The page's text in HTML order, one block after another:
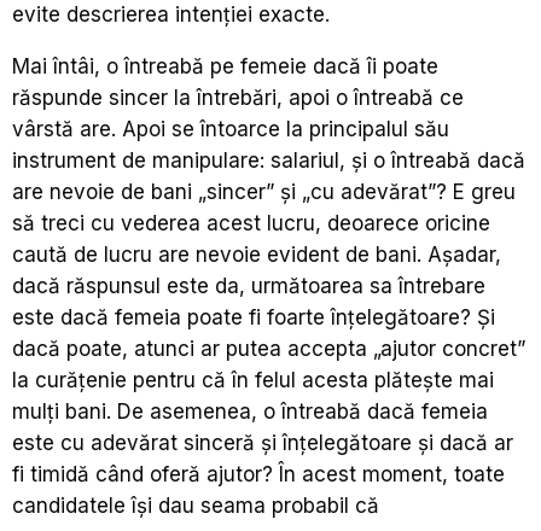
evite descrierea intenției exacte.
Mai întâi, o întreabă pe femeie dacă îi poate
răspunde sincer la întrebări, apoi o întreabă ce
vârstă are. Apoi se întoarce la principalul său
instrument de manipulare: salariul, și o întreabă dacă
are nevoie de bani „sincer” și „cu adevărat”? E greu
să treci cu vederea acest lucru, deoarece oricine
caută de lucru are nevoie evident de bani. Așadar,
dacă răspunsul este da, următoarea sa întrebare
este dacă femeia poate fi foarte înțelegătoare? Și
dacă poate, atunci ar putea accepta „ajutor concret”
la curățenie pentru că în felul acesta plătește mai
mulți bani. De asemenea, o întreabă dacă femeia
este cu adevărat sinceră și înțelegătoare și dacă ar
fi timidă când oferă ajutor? În acest moment, toate
candidatele își dau seama probabil că